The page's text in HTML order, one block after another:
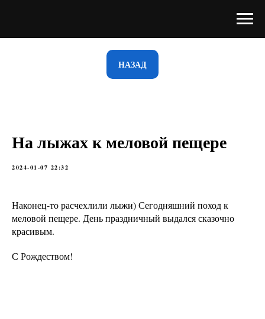
НАЗАД
На лыжах к меловой пещере
2024-01-07 22:32
Наконец-то расчехлили лыжи) Сегодняшний поход к
меловой пещере. День праздничный выдался сказочно
красивым.
С Рождеством!